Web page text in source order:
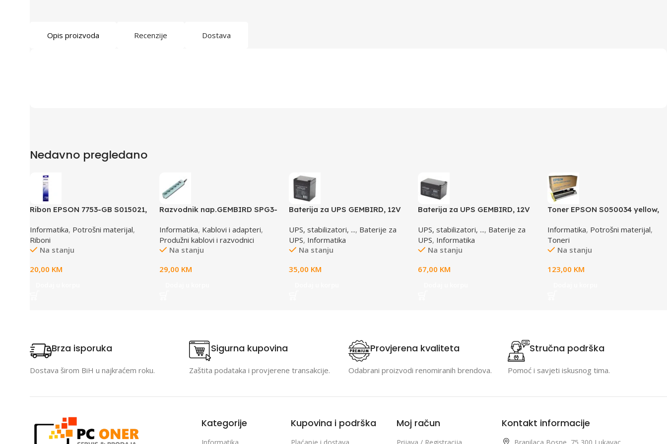
Opis proizvoda Recenzije Dostava
Nedavno pregledano
Ribon EPSON 7753-GB S015021,
(A4)S015633
Informatika, Potrošni materijal,
Riboni
Na stanju
20,00 KM
Razvodnik nap.GEMBIRD SPG3-
4,5m, osigurač, prenaponska
zaštita
Informatika, Kablovi i adapteri,
Produžni kablovi i razvodnici
Na stanju
29,00 KM
Baterija za UPS GEMBIRD, 12V
UPS, stabilizatori, ..., Baterije za
UPS, Informatika
Na stanju
35,00 KM
Baterija za UPS GEMBIRD, 12V
UPS, stabilizatori, ..., Baterije za
UPS, Informatika
Na stanju
67,00 KM
Toner EPSON S050034 yellow,
Informatika, Potrošni materijal,
Toneri
Na stanju
123,00 KM
Brza isporuka
Dostava širom BiH u najkraćem roku.
Sigurna kupovina
Zaštita podataka i provjerene transakcije.
Provjerena kvaliteta
Odabrani proizvodi renomiranih brendova.
Stručna podrška
Pomoć i savjeti iskusnog tima.
Kategorije Kupovina i podrška Moj račun Kontakt informacije